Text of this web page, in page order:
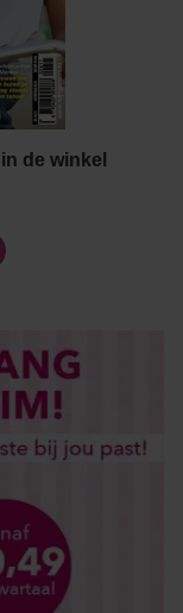
de winkel